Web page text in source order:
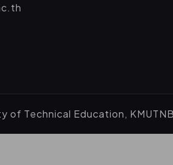
of Technical Education,